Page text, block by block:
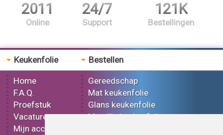
2011
Online
24/7
Support
121K
Bestellingen
Keukenfolie
Home
F.A.Q.
Proefstuk
Vacatures
Mijn account
Bestellen
Gereedschap
Mat keukenfolie
Glans keukenfolie
Metallic keukenfolie